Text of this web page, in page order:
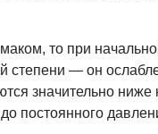
то при
— он
значительно
постоянного